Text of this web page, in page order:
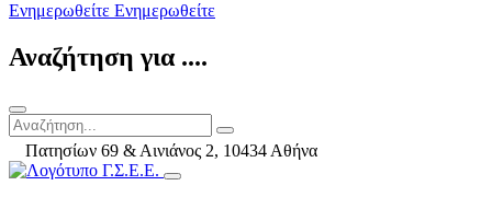
Ενημερωθείτε Ενημερωθείτε
Αναζήτηση για ....
Πατησίων 69 & Αινιάνος 2, 10434 Αθήνα